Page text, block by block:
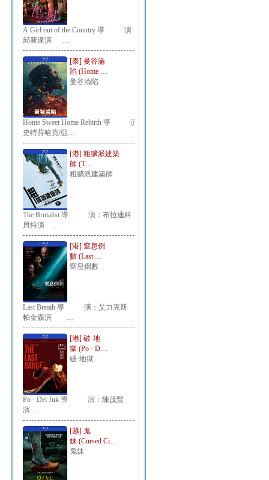
A Girl out of the Country 導 演：
邱新達演 …
[泰] 曼谷淪
陷 (Home …
曼谷淪陷
Home Sweet Home Rebirth 導 演：
史特芬哈克/亞…
[港] 粗獷派建築
師 (T…
粗獷派建築師
The Brutalist 導 演：布拉迪科
貝特演 …
[港] 窒息倒
數 (Last …
窒息倒數
Last Breath 導 演：艾力克斯
帕金森演 …
[港] 破·地
獄 (Po · D…
破·地獄
Po · Dei Juk 導 演：陳茂賢
演 …
[越] 鬼
妹 (Cursed Ci…
鬼妹